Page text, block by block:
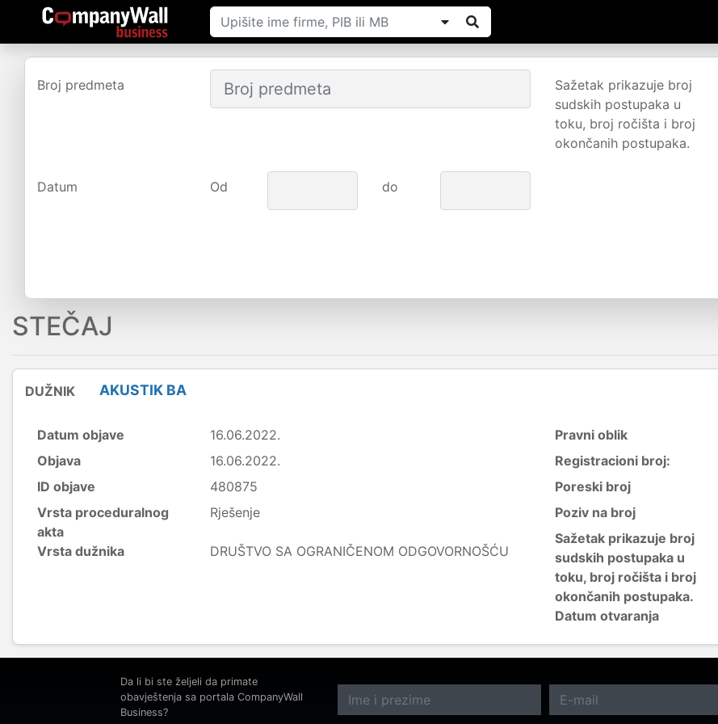
Broj predmeta
Sažetak prikazuje broj
sudskih postupaka u
toku, broj ročišta i broj
okončanih postupaka.
Datum Od do
STEČAJ
DUŽNIK AKUSTIK BA
Datum objave
16.06.2022.
Objava
16.06.2022.
ID objave
480875
Vrsta proceduralnog
akta
Rješenje
Vrsta dužnika DRUŠTVO SA OGRANIČENOM ODGOVORNOŠĆU
Pravni oblik
Registracioni broj:
Poreski broj
Poziv na broj
Sažetak prikazuje broj
sudskih postupaka u
toku, broj ročišta i broj
okončanih postupaka.
Datum otvaranja
Da li bi ste željeli da primate
obavještenja sa portala CompanyWall
Business?